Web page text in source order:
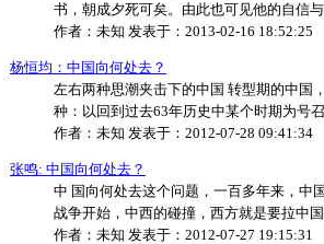
书，朝成夕死可矣。由此也可见他的自信
作者： 未知 发表于： 2013-02-16 18:52:25
杨恒均：中国向何处去？
左右两种思潮夹击下的中国 转型期的中国
种：以回到过去63年历史中某个时期为号
作者： 未知 发表于： 2012-07-28 09:41:34
张鸣: 中国向何处去？
中 国向何处去这个问题，一百多年来，中
战争开始，中西的碰撞，西方就是要拉中
作者： 未知 发表于： 2012-07-27 19:15:31